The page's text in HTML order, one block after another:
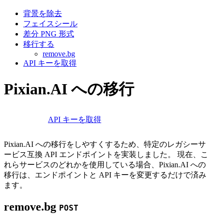
背景を除去
フェイスシール
差分 PNG 形式
移行する
remove.bg
API キーを取得
Pixian.AI への移行
API キーを取得
Pixian.AI への移行をしやすくするため、特定のレガシーサ
ービス互換 API エンドポイントを実装しました。 現在、こ
れらサービスのどれかを使用している場合、Pixian.AI への
移行は、エンドポイントと API キーを変更するだけで済み
ます。
remove.bg POST